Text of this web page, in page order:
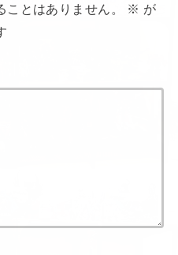
とはありません。 ※ が